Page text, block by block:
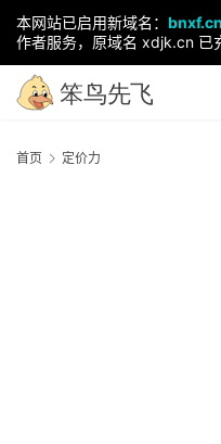
本网站已启用新域名： bnxf.cn
作者服务，原域名 xdjk.cn 已
首页 定价力